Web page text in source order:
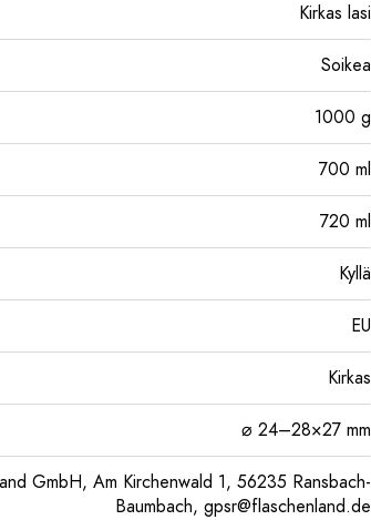
Kirkas lasi
Soikea
1000 g
700 ml
720 ml
Kyllä
EU
Kirkas
⌀ 24–28×27 mm
GmbH, Am Kirchenwald 1, 56235 Ransbach-
Baumbach, gpsr@flaschenland.de